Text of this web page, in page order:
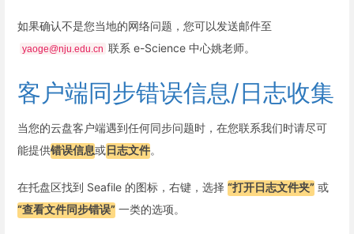
如果确认不是您当地的网络问题，您可以发送邮件至
yaoge@nju.edu.cn 联系 e-Science 中心姚老师。
客户端同步错误信息/日志收集
当您的云盘客户端遇到任何同步问题时，在您联系我们时请尽可
能提供错误信息或日志文件。
在托盘区找到 Seafile 的图标，右键，选择 “打开日志文件夹” 或
“查看文件同步错误” 一类的选项。